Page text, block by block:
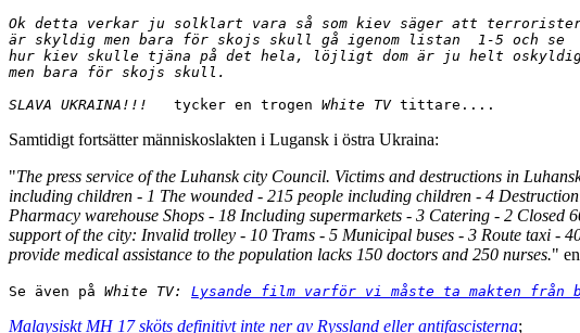
Ok detta verkar ju solklart vara så som kiev säger att
är skyldig men bara för skojs skull gå igenom listan  1-5 och se
hur kiev skulle tjäna på det hela, löjligt dom är ju helt
men bara för skojs skull.
SLAVA UKRAINA!!!
tycker en trogen White TV tittare....
Samtidigt fortsätter människoslakten i Lugansk i östra Ukraina:
"The press service of the Luhansk city Council. Victims and destructions in
including children - 1 The wounded - 215 people including children - 4
Pharmacy warehouse Shops - 18 Including supermarkets - 3 Catering - 2
support of the city: Invalid trolley - 10 Trams - 5 Municipal buses - 3 Route taxi -
provide medical assistance to the population lacks 150 doctors and 250 nurses."
Se även på White TV: Lysande film varför vi måste ta makten från
Malaysiskt MH 17 sköts definitivt inte ner av Ryssland eller antifascisterna;